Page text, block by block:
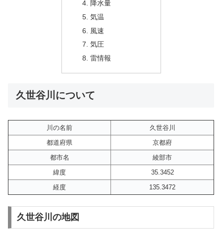
降水量
気温
風速
気圧
雷情報
久世谷川について
川の名前
久世谷川
都道府県
京都府
都市名
綾部市
緯度
35.3452
経度
135.3472
久世谷川の地図